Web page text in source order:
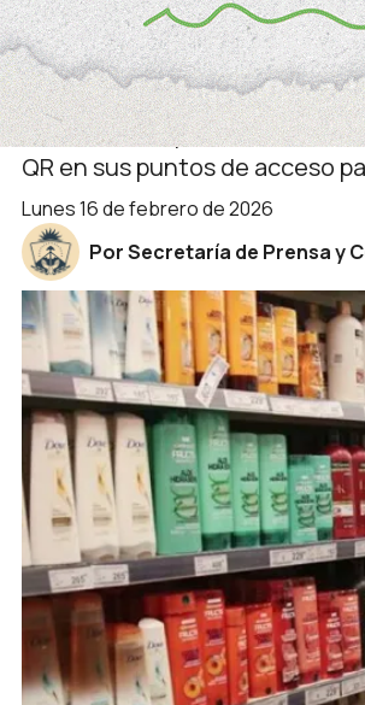
Super e
QR con los
Las cadenas que
QR en sus puntos de acceso
lunes 16 de febrero de 2026
Por Secretaría de Prensa y